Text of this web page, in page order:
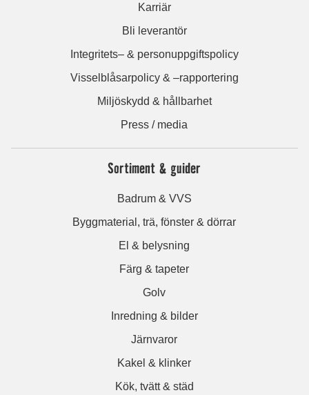
Karriär
Bli leverantör
Integritets– & personuppgiftspolicy
Visselblåsarpolicy & –rapportering
Miljöskydd & hållbarhet
Press / media
Sortiment & guider
Badrum & VVS
Byggmaterial, trä, fönster & dörrar
El & belysning
Färg & tapeter
Golv
Inredning & bilder
Järnvaror
Kakel & klinker
Kök, tvätt & städ